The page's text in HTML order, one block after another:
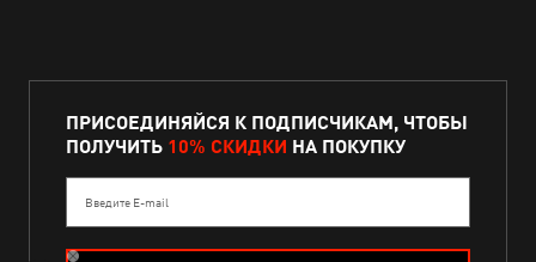
ПРИСОЕДИНЯЙСЯ К ПОДПИСЧИКАМ, ЧТОБЫ
ПОЛУЧИТЬ 10% СКИДКИ НА ПОКУПКУ
Введите E-mail